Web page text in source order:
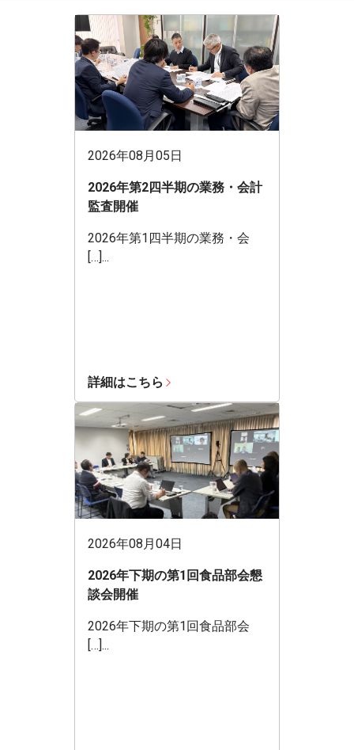
2026年08月05日
2026年第2四半期の業務・会計
監査開催
2026年第1四半期の業務・会
[…]...
詳細はこちら
2026年08月04日
2026年下期の第1回食品部会懇
談会開催
2026年下期の第1回食品部会
[…]...